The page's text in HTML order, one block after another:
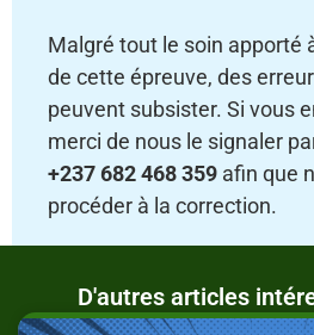
Malgré tout le soin apporté
de cette épreuve, des
peuvent subsister. Si vous
merci de nous le signaler
+237 682 468 359 afin que
procéder à la correction.
D'autres articles